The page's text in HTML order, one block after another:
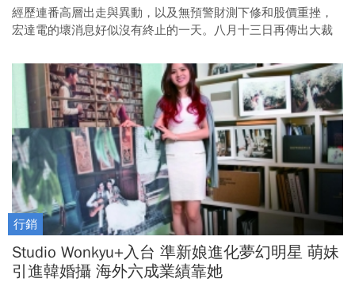
經歷連番高層出走與異動，以及無預警財測下修和股價重挫，
宏達電的壞消息好似沒有終止的一天。八月十三日再傳出大裁
達電嗎？
行銷
Studio Wonkyu+入台 準新娘進化夢幻明星 萌妹
引進韓婚攝 海外六成業績靠她